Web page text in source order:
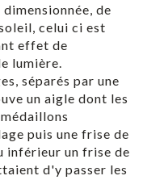
de
celui ci est
effet de
lumière.
séparés par une
un aigle dont les
puis une frise de
inférieur un frise de
d'y passer les